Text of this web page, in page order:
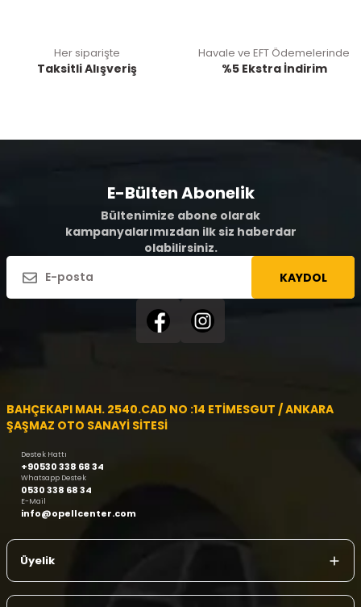
Her siparişte
Taksitli Alışveriş
Havale ve EFT Ödemelerinde
%5 Ekstra İndirim
E-Bülten Abonelik
Bültenimize abone olarak
kampanyalarımızdan ilk siz haberdar
olabilirsiniz.
KAYDOL
BAHÇEKAPI MAH. 2540.CAD NO :14 ETİMESGUT / ANKARA
ŞAŞMAZ OTO SANAYİ SİTESİ
Destek Hattı
+90530 338 68 34
Whatsapp Destek
0530 338 68 34
E-Mail
info@opellcenter.com
Üyelik